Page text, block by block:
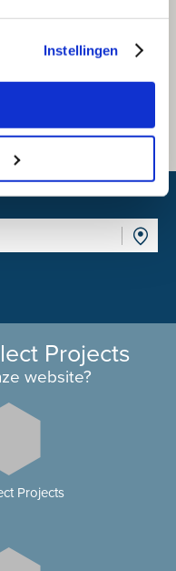
Instellingen
Projects
website?
Projects